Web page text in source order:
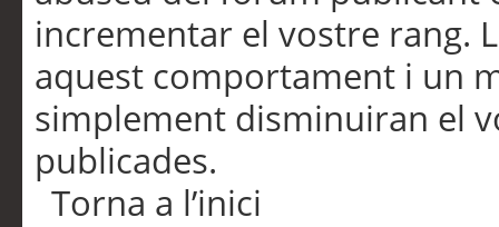
incrementar el vostre rang.
aquest comportament i un
simplement disminuiran el
publicades.
Torna a l’inici